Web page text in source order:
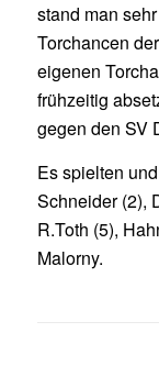
stand man
Torchancen
eigenen
frühzeitig
gegen den SV
Es spielten
Schneider (2),
R.Toth (5),
Malorny.